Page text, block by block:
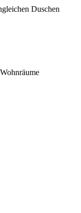
Duschen